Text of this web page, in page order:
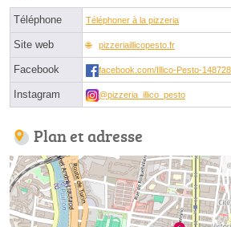
Téléphone Téléphoner à la pizzeria
Site web pizzeriaillicopesto.fr
Facebook facebook.com/Illico-Pesto-
Instagram @pizzeria_illico_pesto
Plan et adresse